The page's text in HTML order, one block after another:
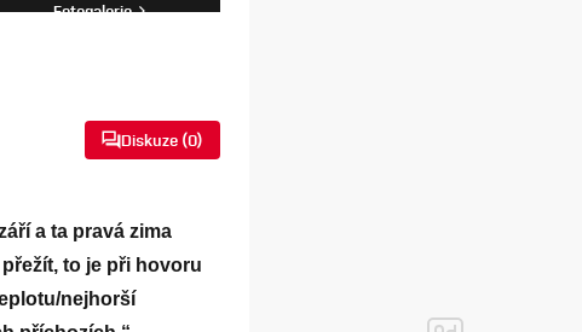
Fotogalerie
Diskuze (0)
a ta pravá zima
to je při hovoru
nejhorší